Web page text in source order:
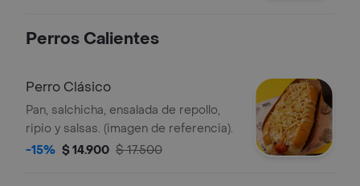
Perros Calientes
Perro Clásico
Pan, salchicha, ensalada de repollo,
ripio y salsas. (imagen de referencia).
-15% $ 14.900 $ 17.500